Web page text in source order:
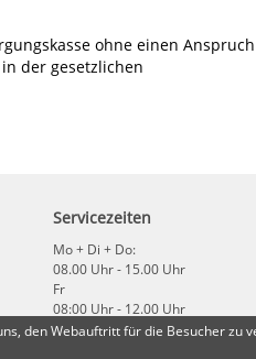
ohne einen Anspruch
der gesetzlichen
Servicezeiten
Mo + Di + Do:
08.00 Uhr - 15.00 Uhr
Fr
08:00 Uhr - 12.00 Uhr
den Webauftritt für die Besucher zu